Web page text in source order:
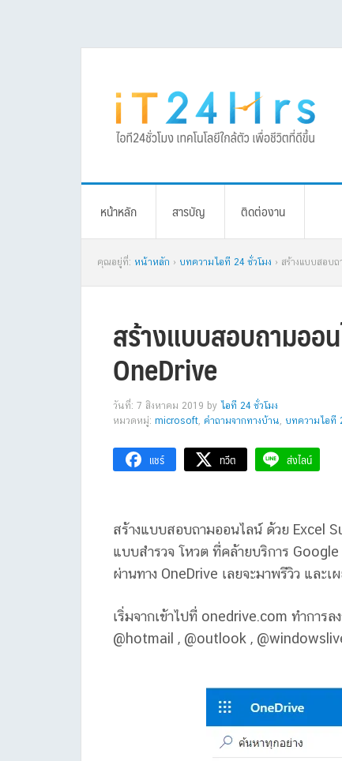
หน้าหลัก สารบัญ ติดต่องาน
คุณอยู่ที่: หน้าหลัก › บทความไอที 24 ชั่วโมง › สร้างแบบสอบ
สร้างแบบสอบถามออ
OneDrive
วันที่: 7 สิงหาคม 2019 by ไอที 24 ชั่วโมง
หมวดหมู่: microsoft, คำถามจากทางบ้าน, บทความไอที
แชร์ ทวีต ส่งไลน์
สร้างแบบสอบถามออนไลน์ ด้วย Excel
แบบสำรวจ โหวต ที่คล้ายบริการ
ผ่านทาง OneDrive เลยจะมาพรีวิว และ
เริ่มจากเข้าไปที่ onedrive.com ทำการ
@hotmail , @outlook ,